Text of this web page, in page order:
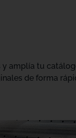
amplía tu
de forma